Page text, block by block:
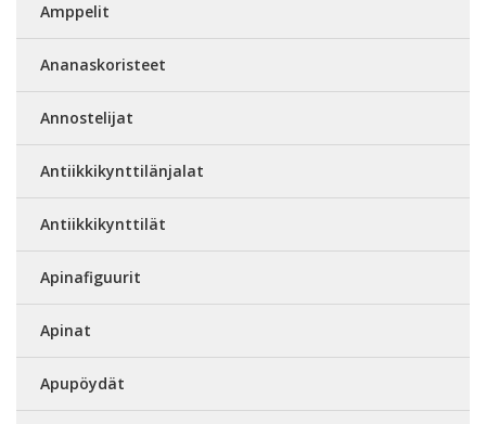
Amppelit
Ananaskoristeet
Annostelijat
Antiikkikynttilänjalat
Antiikkikynttilät
Apinafiguurit
Apinat
Apupöydät